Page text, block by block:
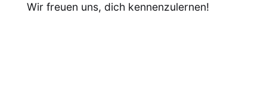
Wir freuen uns, dich kennenzulernen!